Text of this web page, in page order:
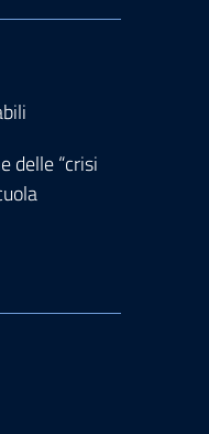
delle “crisi